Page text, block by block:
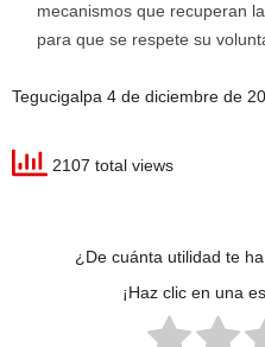
mecanismos que recuperan
para que se respete su
Tegucigalpa 4 de diciembre de
2107 total views
¿De cuánta utilidad te
¡Haz clic en una